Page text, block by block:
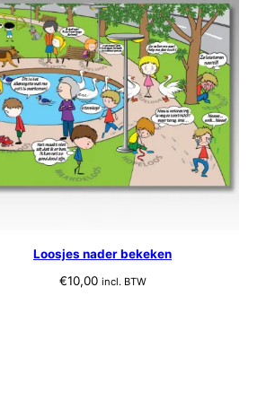
Loosjes nader bekeken
€10,00 incl. BTW